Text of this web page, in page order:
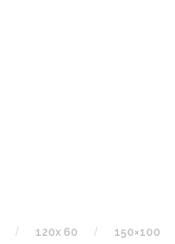
120x 60 150×100